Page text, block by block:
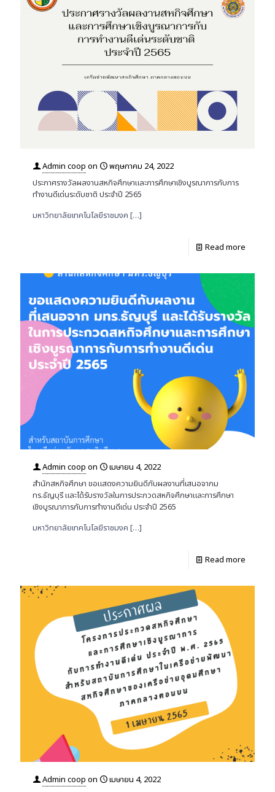
Admin coop on
พฤษภาคม 24, 2022
ประกาศรางวัลผลงานสหกิจศึกษาและการศึกษาเชิงบูรณาการกับการ
ทำงานดีเด่นระดับชาติ ประจำปี 2565
มหาวิทยาลัยเทคโนโลยีราชมงค […]
Read more
Admin coop on
เมษายน 4, 2022
สำนักสหกิจศึกษา ขอแสดงความยินดีกับผลงานที่เสนอจากม
ทร.ธัญบุรี และได้รับรางวัลในการประกวดสหกิจศึกษาและการศึกษา
เชิงบูรณาการกับการทำงานดีเด่น ประจำปี 2565
มหาวิทยาลัยเทคโนโลยีราชมงค […]
Read more
Admin coop on
เมษายน 4, 2022